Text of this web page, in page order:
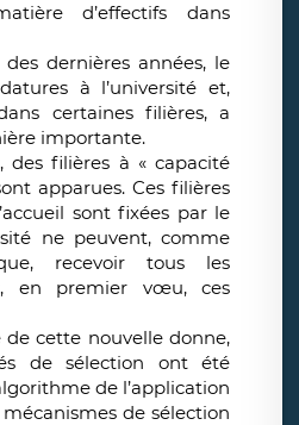
d’effectifs dans
dernières années, le
à l’université et,
certaines filières, a
importante.
des filières à « capacité
apparues. Ces filières
sont fixées par le
ne peuvent, comme
recevoir tous les
en premier vœu, ces
cette nouvelle donne,
de sélection ont été
de l’application
de sélection